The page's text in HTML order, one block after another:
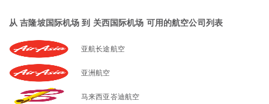
从 吉隆坡国际机场 到 关西国际机场 可用的航空公司列表
亚航长途航空
亚洲航空
马来西亚峇迪航空